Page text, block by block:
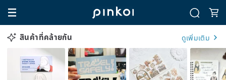
สินค้าที่คล้ายกัน ดูเพิ่มเติม